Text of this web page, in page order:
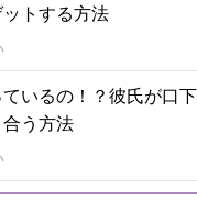
トする方法
いるの！？彼氏が口
う方法